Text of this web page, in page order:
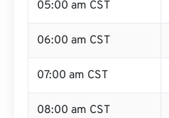
05:00 am CST
06:00 am CST
07:00 am CST
08:00 am CST